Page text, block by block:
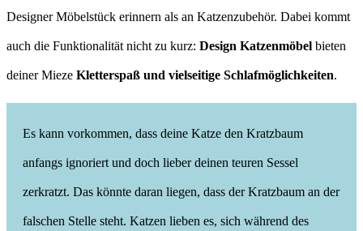
Designer Möbelstück erinnern als an Katzenzubehör. Dabei kommt
auch die Funktionalität nicht zu kurz: Design Katzenmöbel bieten
deiner Mieze Kletterspaß und vielseitige Schlafmöglichkeiten.
Es kann vorkommen, dass deine Katze den Kratzbaum
anfangs ignoriert und doch lieber deinen teuren Sessel
zerkratzt. Das könnte daran liegen, dass der Kratzbaum an der
falschen Stelle steht. Katzen lieben es, sich während des